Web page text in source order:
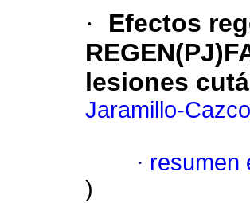
·
Efectos
lesiones
Jaramillo-
· resumen
)